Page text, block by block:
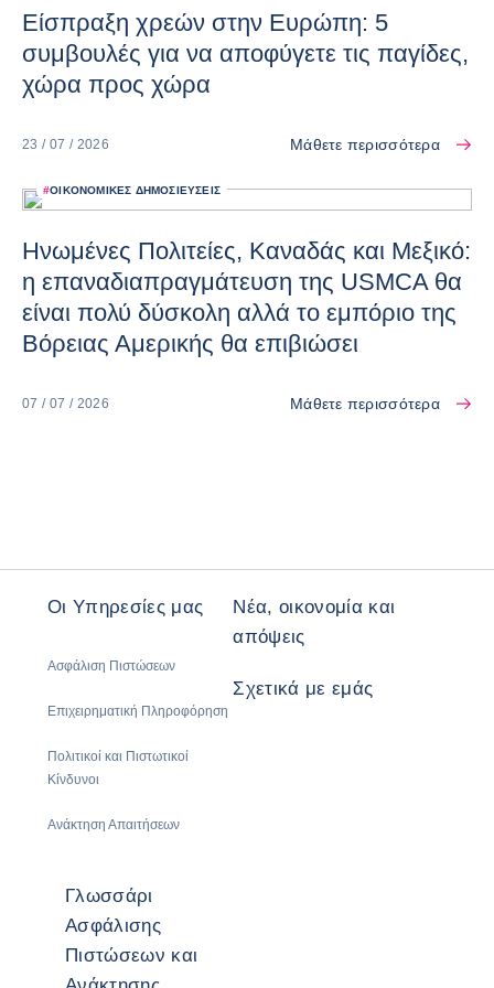
Είσπραξη χρεών στην Ευρώπη: 5
συμβουλές για να αποφύγετε τις παγίδες,
χώρα προς χώρα
23 / 07 / 2026 Μάθετε περισσότερα
#ΟΙΚΟΝΟΜΙΚΈΣ ΔΗΜΟΣΙΕΎΣΕΙΣ
Ηνωμένες Πολιτείες, Καναδάς και Μεξικό:
η επαναδιαπραγμάτευση της USMCA θα
είναι πολύ δύσκολη αλλά το εμπόριο της
Βόρειας Αμερικής θα επιβιώσει
07 / 07 / 2026 Μάθετε περισσότερα
Οι Υπηρεσίες μας
Ασφάλιση Πιστώσεων
Επιχειρηματική Πληροφόρηση
Πολιτικοί και Πιστωτικοί
Κίνδυνοι
Ανάκτηση Απαιτήσεων
Νέα, οικονομία και
απόψεις
Σχετικά με εμάς
Γλωσσάρι
Ασφάλισης
Πιστώσεων και